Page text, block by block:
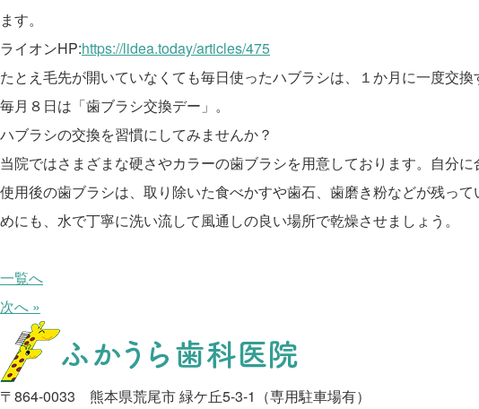
ます。
ライオンHP:https://lidea.today/articles/475
たとえ毛先が開いていなくても毎日使ったハブラシは、１か月に一度交換
毎月８日は「歯ブラシ交換デー」。
ハブラシの交換を習慣にしてみませんか？
当院ではさまざまな硬さやカラーの歯ブラシを用意しております。自分
使用後の歯ブラシは、取り除いた食べかすや歯石、歯磨き粉などが残っ
めにも、水で丁寧に洗い流して風通しの良い場所で乾燥させましょう。
一覧へ
次へ »
〒864-0033 熊本県荒尾市 緑ケ丘5-3-1（専用駐車場有）